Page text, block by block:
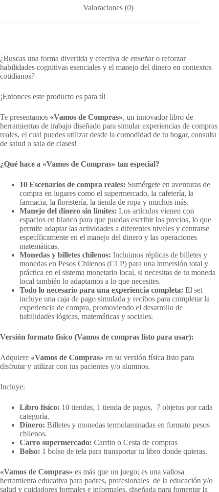
Valoraciones (0)
¿Buscas una forma divertida y efectiva de enseñar o reforzar
habilidades cognitivas esenciales y el manejo del dinero en contextos
cotidianos?
¡Entonces este producto es para tí!
Te presentamos «Vamos de Compras», un innovador libro de
herramientas de trabajo diseñado para simular experiencias de compras
reales, el cual puedes utilizar desde la comodidad de tu hogar, consulta
de salud o sala de clases!
¿Qué hace a «Vamos de Compras» tan especial?
10 Escenarios de compra reales: Sumérgete en aventuras de
compra en lugares como el supermercado, la cafetería, la
farmacia, la floristería, la tienda de ropa y muchos más.
Manejo del dinero sin límites: Los artículos vienen con
espacios en blanco para que puedas escribir los precios, lo que
permite adaptar las actividades a diferentes niveles y centrarse
específicamente en el manejo del dinero y las operaciones
matemáticas.
Monedas y billetes chilenos: Incluimos réplicas de billetes y
monedas en Pesos Chilenos (CLP) para una inmersión total y
práctica en el sistema monetario local, si necesitas de tu moneda
local también lo adaptamos a lo que necesites.
Todo lo necesario para una experiencia completa: El set
incluye una caja de pago simulada y recibos para completar la
experiencia de compra, promoviendo el desarrollo de
habilidades lógicas, matemáticas y sociales.
Versión formato físico (Vamos de compras listo para usar):
Adquiere «Vamos de Compras» en su versión física listo para
disfrutar y utilizar con tus pacientes y/o alumnos.
Incluye:
Libro físico: 10 tiendas, 1 tienda de pagos, 7 objetos por cada
categoría.
Dinero: Billetes y monedas termolaminadas en formato pesos
chilenos.
Carro supermercado: Carrito o Cesta de compras
Bolso: 1 bolso de tela para transportar tu libro donde quieras.
«Vamos de Compras» es más que un juego; es una valiosa
herramienta educativa para padres, profesionales de la educación y/o
salud y cuidadores formales e informales, diseñada para fomentar la